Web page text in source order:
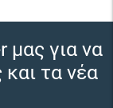
μας για να
τα νέα